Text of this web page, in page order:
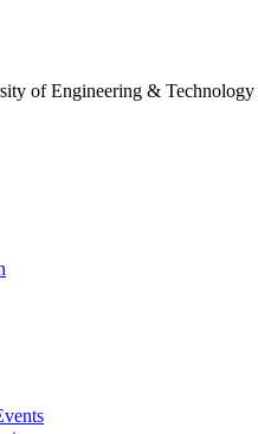
of Engineering &